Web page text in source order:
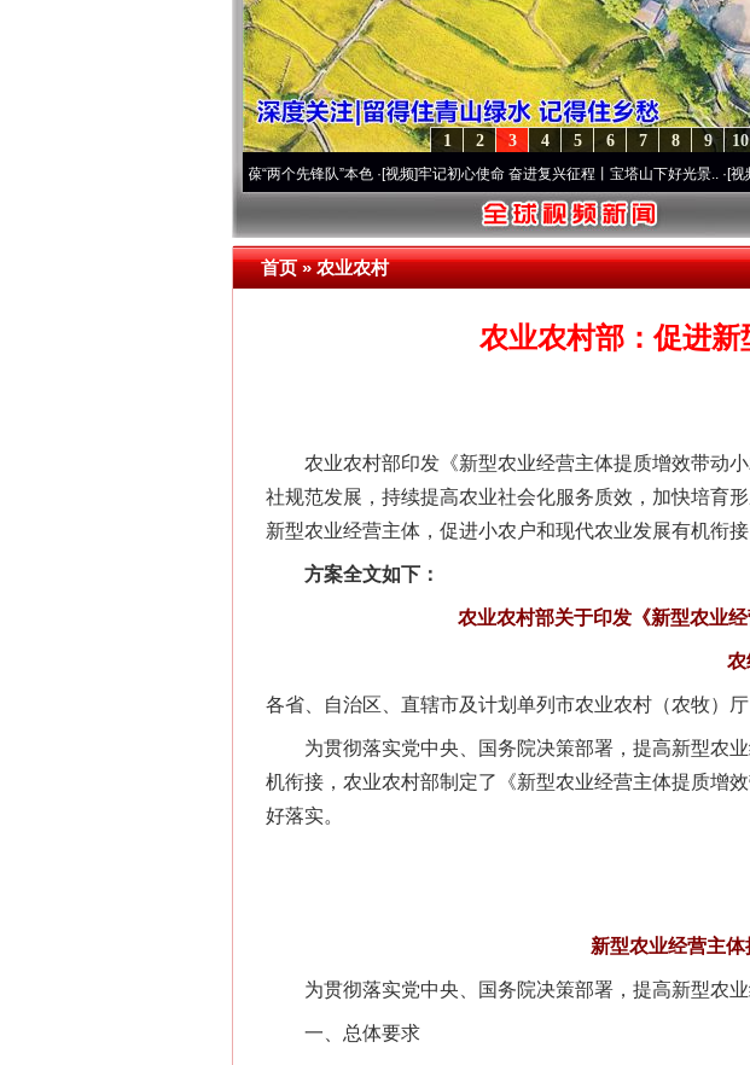
10
9
8
7
6
5
4
3
2
1
永葆“两个先锋队”本色·[视频]牢记初心使命 奋进复兴征程丨宝塔山下好光景..·[视频]因党而
首页»农业农村
农业农村部：促进
农业农村部印发《新型农业经营主体提质增效带动小
社规范发展，持续提高农业社会化服务质效，加快培育
新型农业经营主体，促进小农户和现代农业发展有机衔
方案全文如下：
农业农村部关于印发《新型农业
农
各省、自治区、直辖市及计划单列市农业农村（农牧）
为贯彻落实党中央、国务院决策部署，提高新型农业
机衔接，农业农村部制定了《新型农业经营主体提质增
好落实。
新型农业经营主
为贯彻落实党中央、国务院决策部署，提高新型农业
一、总体要求